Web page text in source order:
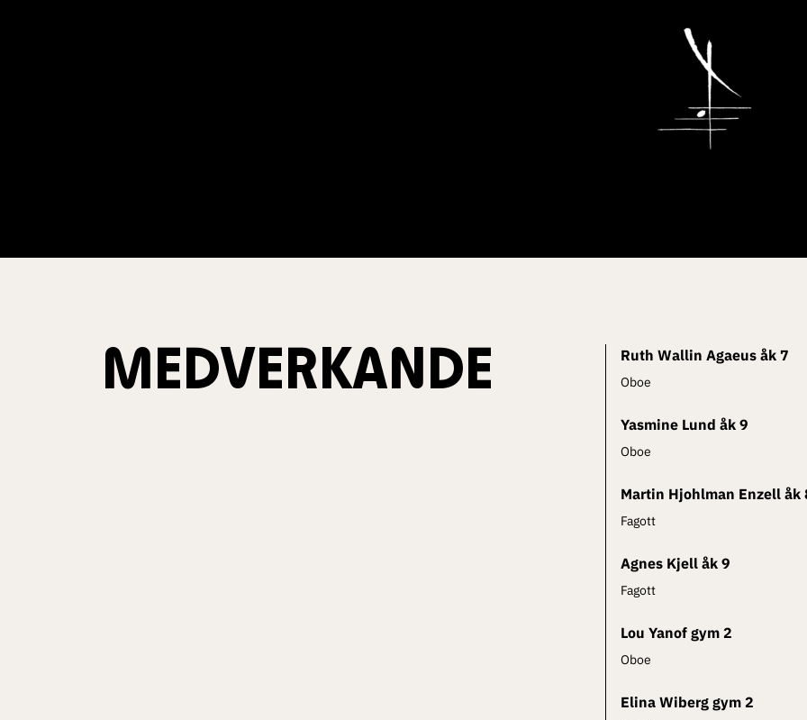
MEDVERKANDE Ruth Wallin Agaeus åk 7
Oboe
Yasmine Lund åk 9
Oboe
Martin Hjohlman Enzell åk
Fagott
Agnes Kjell åk 9
Fagott
Lou Yanof gym 2
Oboe
Elina Wiberg gym 2